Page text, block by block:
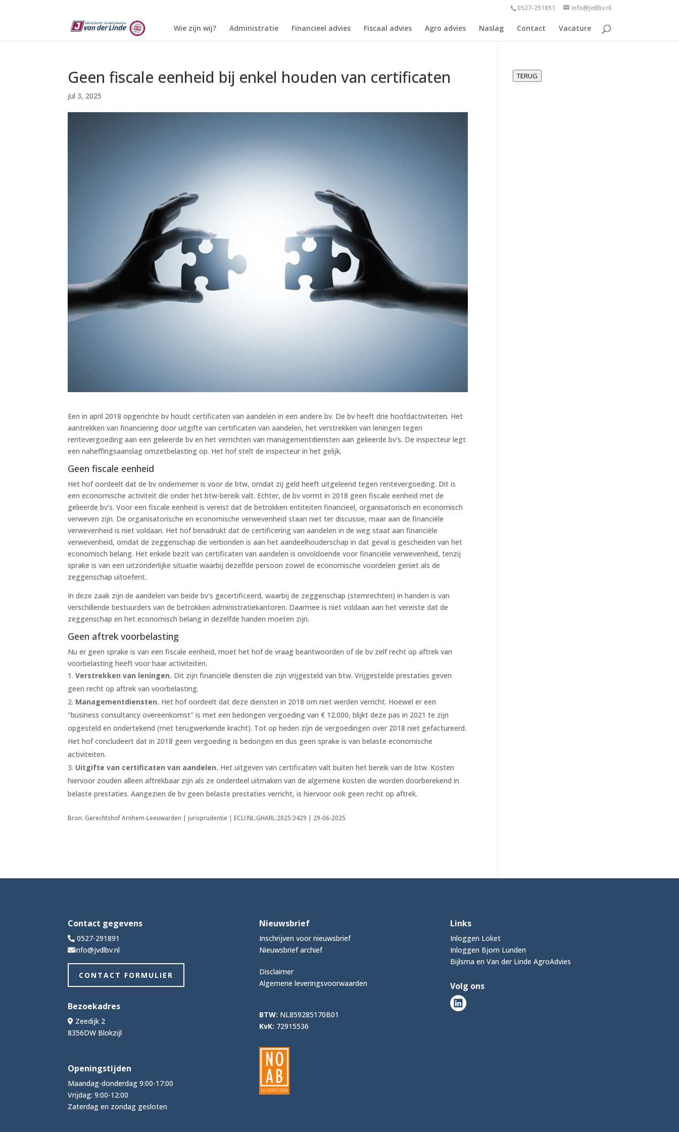
0527-291891 info@jvdlbv.nl
Wie zijn wij? Administratie Financieel advies Fiscaal advies Agro advies Naslag Contact Vacature
Geen fiscale eenheid bij enkel houden van certificaten
jul 3, 2025
Een in april 2018 opgerichte bv houdt certificaten van aandelen in een andere bv. De bv heeft drie hoofdactiviteiten. Het
aantrekken van financiering door uitgifte van certificaten van aandelen, het verstrekken van leningen tegen
rentevergoeding aan een gelieerde bv en het verrichten van managementdiensten aan gelieerde bv's. De inspecteur legt
een naheffingsaanslag omzetbelasting op. Het hof stelt de inspecteur in het gelijk.
Geen fiscale eenheid
Het hof oordeelt dat de bv ondernemer is voor de btw, omdat zij geld heeft uitgeleend tegen rentevergoeding. Dit is
een economische activiteit die onder het btw-bereik valt. Echter, de bv vormt in 2018 geen fiscale eenheid met de
gelieerde bv's. Voor een fiscale eenheid is vereist dat de betrokken entiteiten financieel, organisatorisch en economisch
verweven zijn. De organisatorische en economische verwevenheid staan niet ter discussie, maar aan de financiële
verwevenheid is niet voldaan. Het hof benadrukt dat de certificering van aandelen in de weg staat aan financiële
verwevenheid, omdat de zeggenschap die verbonden is aan het aandeelhouderschap in dat geval is gescheiden van het
economisch belang. Het enkele bezit van certificaten van aandelen is onvoldoende voor financiële verwevenheid, tenzij
sprake is van een uitzonderlijke situatie waarbij dezelfde persoon zowel de economische voordelen geniet als de
zeggenschap uitoefent.
In deze zaak zijn de aandelen van beide bv's gecertificeerd, waarbij de zeggenschap (stemrechten) in handen is van
verschillende bestuurders van de betrokken administratiekantoren. Daarmee is niet voldaan aan het vereiste dat de
zeggenschap en het economisch belang in dezelfde handen moeten zijn.
Geen aftrek voorbelasting
Nu er geen sprake is van een fiscale eenheid, moet het hof de vraag beantwoorden of de bv zelf recht op aftrek van
voorbelasting heeft voor haar activiteiten.
Verstrekken van leningen. Dit zijn financiële diensten die zijn vrijgesteld van btw. Vrijgestelde prestaties geven
geen recht op aftrek van voorbelasting.
Managementdiensten. Het hof oordeelt dat deze diensten in 2018 om niet werden verricht. Hoewel er een
"business consultancy overeenkomst" is met een bedongen vergoeding van € 12.000, blijkt deze pas in 2021 te zijn
opgesteld en ondertekend (met terugwerkende kracht). Tot op heden zijn de vergoedingen over 2018 niet gefactureerd.
Het hof concludeert dat in 2018 geen vergoeding is bedongen en dus geen sprake is van belaste economische
activiteiten.
Uitgifte van certificaten van aandelen. Het uitgeven van certificaten valt buiten het bereik van de btw. Kosten
hiervoor zouden alleen aftrekbaar zijn als ze onderdeel uitmaken van de algemene kosten die worden doorberekend in
belaste prestaties. Aangezien de bv geen belaste prestaties verricht, is hiervoor ook geen recht op aftrek.
Bron: Gerechtshof Arnhem-Leeuwarden | jurisprudentie | ECLI:NL:GHARL:2025:3429 | 29-06-2025
TERUG
Contact gegevens
0527-291891
info@jvdlbv.nl
CONTACT FORMULIER
Bezoekadres
Zeedijk 2
8356DW Blokzijl
Openingstijden
Maandag-donderdag 9:00-17:00
Vrijdag: 9:00-12:00
Zaterdag en zondag gesloten
Nieuwsbrief
Inschrijven voor nieuwsbrief
Nieuwsbrief archief
Disclaimer
Algemene leveringsvoorwaarden
BTW: NL859285170B01
KvK: 72915536
Links
Inloggen Loket
Inloggen Bjorn Lunden
Bijlsma en Van der Linde AgroAdvies
Volg ons